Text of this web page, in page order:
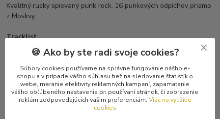
Kvalitný rusky spievaný punk rock. 16 punkových odpichov priamo
z Moskvy.
Tracklist
2 Мегаполис
3 Мы Умрём !
4 Проблемы
5 Дерьмо
6 Вчерашний Кайф
🍪 Ako by ste radi svoje cookies?
Súbory cookies používame na správne fungovanie nášho e-
shopu a v prípade vášho súhlasu tiež na sledovanie štatistík o
webe, meranie efektivity reklamných kampaní, zapamätanie
vášho obľúbeného nastavenia pri používaní stránok, či zobrazenie
reklám zodpovedajúcich vašim preferenciám. Viac na využitie
cookies